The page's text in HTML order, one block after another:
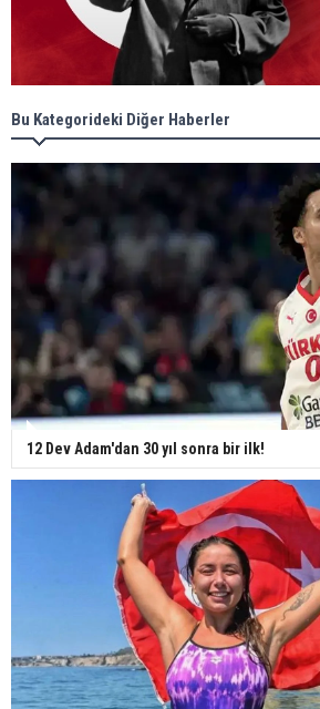
Bu Kategorideki Diğer Haberler
12 Dev Adam'dan 30 yıl sonra bir ilk!